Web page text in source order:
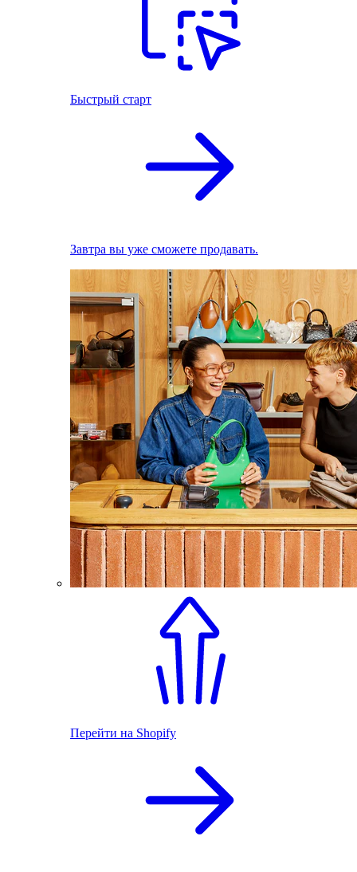
Быстрый старт
Завтра вы уже сможете продавать.
Перейти на Shopify